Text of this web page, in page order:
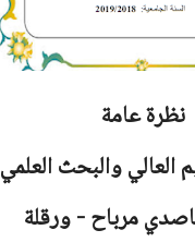
نظرة عامة
العالي والبحث العلمي
مرباح - ورقلة